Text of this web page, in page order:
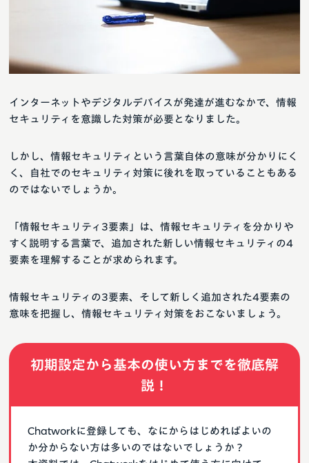
情報セキュリティの3要素、そして新しく追加された4要素の
意味を把握し、情報セキュリティ対策をおこないましょう。
「情報セキュリティ3要素」は、情報セキュリティを分かりや
すく説明する言葉で、追加された新しい情報セキュリティの4
要素を理解することが求められます。
しかし、情報セキュリティという言葉自体の意味が分かりにく
く、自社でのセキュリティ対策に後れを取っていることもある
のではないでしょうか。
インターネットやデジタルデバイスが発達が進むなかで、情報
セキュリティを意識した対策が必要となりました。
初期設定から基本の使い方までを徹底解
説！
Chatworkに登録しても、なにからはじめればよいの
か分からない方は多いのではないでしょうか？